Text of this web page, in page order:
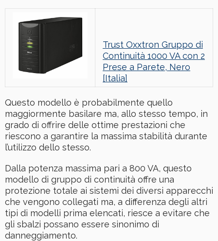
Trust Oxxtron Gruppo di
Continuità 1000 VA con 2
Prese a Parete, Nero
[Italia]
Questo modello è probabilmente quello
maggiormente basilare ma, allo stesso tempo, in
grado di offrire delle ottime prestazioni che
riescono a garantire la massima stabilità durante
l’utilizzo dello stesso.
Dalla potenza massima pari a 800 VA, questo
modello di gruppo di continuità offre una
protezione totale ai sistemi dei diversi apparecchi
che vengono collegati ma, a differenza degli altri
tipi di modelli prima elencati, riesce a evitare che
gli sbalzi possano essere sinonimo di
danneggiamento.